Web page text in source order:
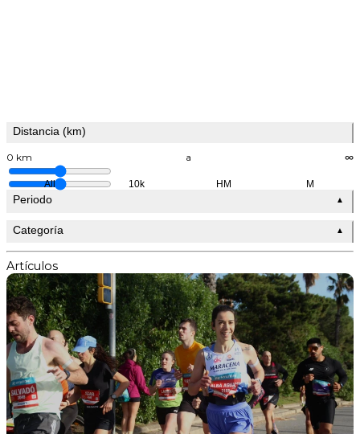
Distancia (km)
0 km a ∞
All 10k HM M
Periodo ▲
Categoría ▲
Artículos